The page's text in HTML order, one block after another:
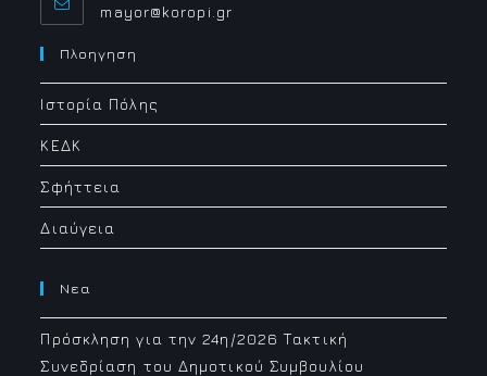
mayor@koropi.grOpens
Πλοηγηση
Ιστορία Πόλης
ΚΕΔΚ
Σφήττεια
Διαύγεια
Νεα
Πρόσκληση για την 24η/2026 Τακτική
Συνεδρίαση του Δημοτικού Συμβουλίου